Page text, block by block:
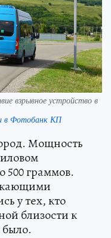
взрывное устройство в
в Фотобанк КП
Мощность
500 граммов.
у тех, кто
близости к